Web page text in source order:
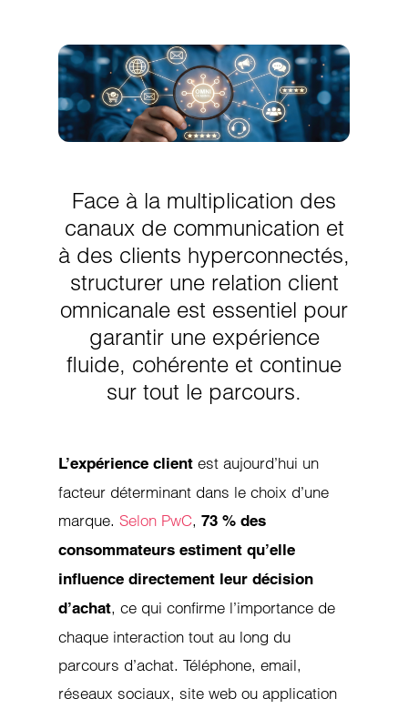
Face à la multiplication des
canaux de communication et
à des clients hyperconnectés,
structurer une relation client
omnicanale est essentiel pour
garantir une expérience
fluide, cohérente et continue
sur tout le parcours.
L’expérience client est aujourd’hui un
facteur déterminant dans le choix d’une
marque.Selon PwC,73 % des
consommateurs estiment qu’elle
influence directement leur décision
d’achat, ce qui confirme l’importance de
chaque interaction tout au long du
parcours d’achat. Téléphone, email,
réseaux sociaux, site web ou application